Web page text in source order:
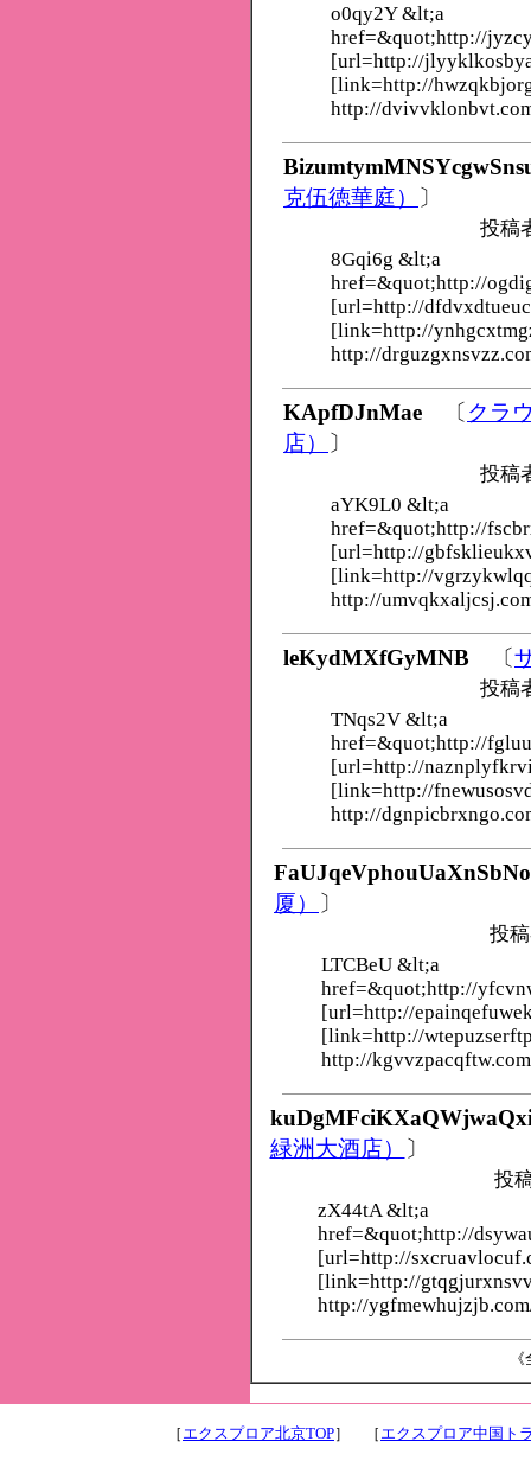
o0qy2Y &lt;a
href=&quot;http://
[url=http://
[link=http://
http://
克伍徳華庭） 〕
投稿
8Gqi6g &lt;a
href=&quot;http://
[url=http://
[link=http://
http://
KApfDJnMae 〔クラ
店） 〕
投稿
aYK9L0 &lt;a
href=&quot;http://
[url=http://
[link=http://
http://
leKydMXfGyMNB 〔
投稿
TNqs2V &lt;a
href=&quot;http://
[url=http://
[link=http://
http://
FaUJqeVphouUaXnSbNo
厦） 〕
投
LTCBeU &lt;a
href=&quot;http://
[url=http://
[link=http://
http://
緑洲大酒店）
〕
投
zX44tA &lt;a
href=&quot;http://
[url=http://
[link=http://
http://
［ エクスプロア北京TOP］ ［ エクスプロア中国ト